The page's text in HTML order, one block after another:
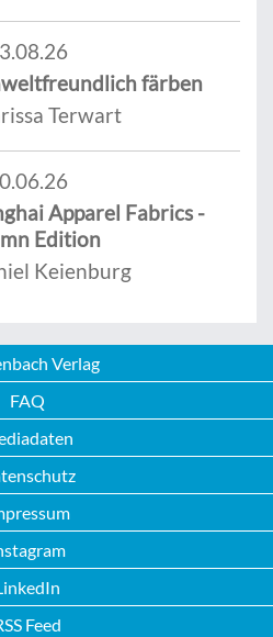
färben
Terwart
Apparel Fabrics -
Edition
Keienburg
Verlag
FAQ
Feed